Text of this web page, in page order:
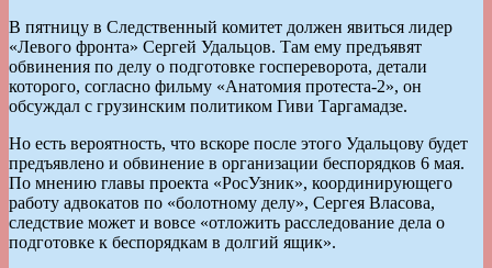
В пятницу в Следственный комитет должен явиться лидер
«Левого фронта» Сергей Удальцов. Там ему предъявят
обвинения по делу о подготовке госпереворота, детали
которого, согласно фильму «Анатомия протеста-2», он
обсуждал с грузинским политиком Гиви Таргамадзе.
Но есть вероятность, что вскоре после этого Удальцову будет
предъявлено и обвинение в организации беспорядков 6 мая.
По мнению главы проекта «РосУзник», координирующего
работу адвокатов по «болотному делу», Сергея Власова,
следствие может и вовсе «отложить расследование дела о
подготовке к беспорядкам в долгий ящик».